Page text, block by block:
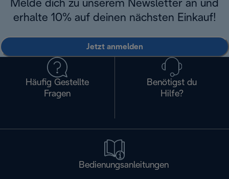
Melde dich zu unserem Newsletter an und
erhalte 10% auf deinen nächsten Einkauf!
Jetzt anmelden
Häufig Gestellte
Fragen
Benötigst du
Hilfe?
Bedienungsanleitungen